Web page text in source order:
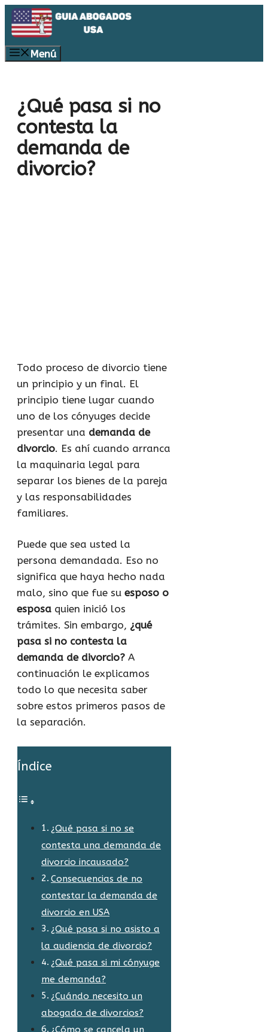
Saltar
al
contenido
Menú
¿Qué pasa si no
contesta la
demanda de
divorcio?
Todo proceso de divorcio tiene
un principio y un final. El
principio tiene lugar cuando
uno de los cónyuges decide
presentar una demanda de
divorcio. Es ahí cuando arranca
la maquinaria legal para
separar los bienes de la pareja
y las responsabilidades
familiares.
Puede que sea usted la
persona demandada. Eso no
significa que haya hecho nada
malo, sino que fue su esposo o
esposa quien inició los
trámites. Sin embargo, ¿qué
pasa si no contesta la
demanda de divorcio? A
continuación le explicamos
todo lo que necesita saber
sobre estos primeros pasos de
la separación.
Índice
¿Qué pasa si no se
contesta una demanda de
divorcio incausado?
Consecuencias de no
contestar la demanda de
divorcio en USA
¿Qué pasa si no asisto a
la audiencia de divorcio?
¿Qué pasa si mi cónyuge
me demanda?
¿Cuándo necesito un
abogado de divorcios?
¿Cómo se cancela un